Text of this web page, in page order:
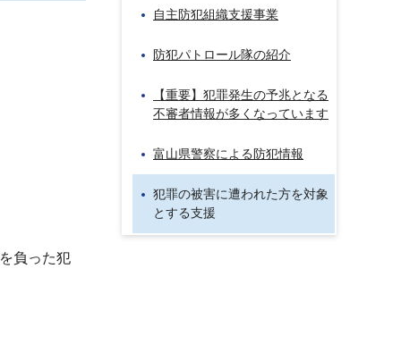
負った犯
自主防犯組織支援事業
防犯パトロール隊の紹介
【重要】犯罪発生の予兆となる
不審者情報が多くなっています
富山県警察による防犯情報
犯罪の被害に遭われた方を対象
とする支援